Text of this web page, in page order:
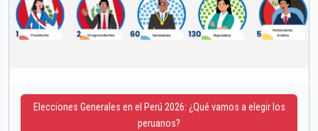
Elecciones Generales en el Perú 2026: ¿Qué vamos a elegir los
peruanos?